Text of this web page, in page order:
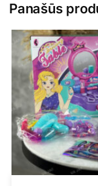
Panašūs